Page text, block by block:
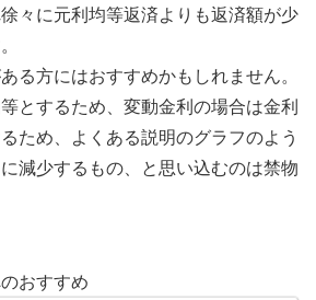
々に元利均等返済よりも返済額が少
る方にはおすすめかもしれません。
とするため、変動金利の場合は金利
ため、よくある説明のグラフのよう
減少するもの、と思い込むのは禁物
おすすめ